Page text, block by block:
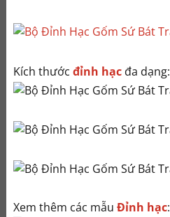
Kích thước đỉnh hạcđa dạng:
Xem thêm các mẫu Đỉnh hạc: